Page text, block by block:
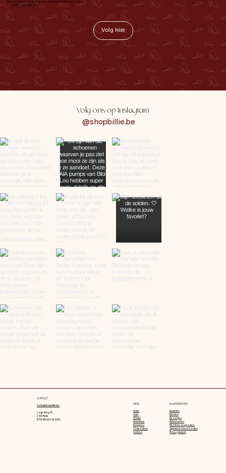
Blijf op de hoogte via Instagram van de nieuwste must-haves, acties
en een flinke dosis Billie vibes!
Volg hier
Volg ons op Instagram
@shopbillie.be
CONTACT
hallo@shopbillie.be
Lage Weg 7A
2470 Retie
BTW BE0811.494.872
MENU
Home
Over
Winkel
Webshop
Designers
Cadeaubon
Contact
KLANTENSERVICE
Bestellen
Betalen
Bezorgen
Retourneren
BILLIEver-programma
Algemene voorwaarden
Privacy beleid